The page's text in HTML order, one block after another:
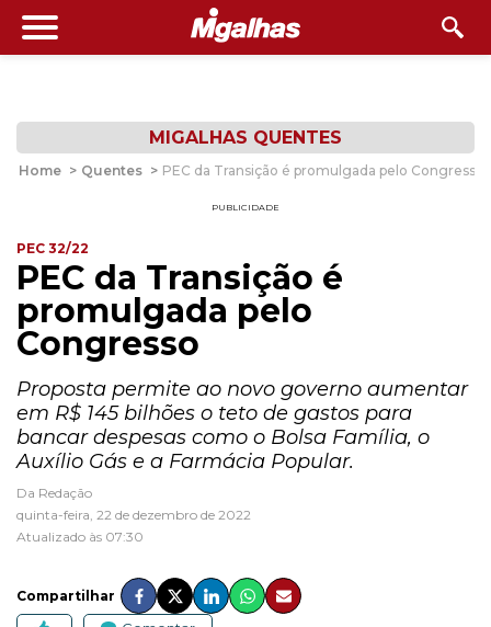
MIGALHAS QUENTES
Home > Quentes > PEC da Transição é promulgada pelo Congresso
PUBLICIDADE
PEC 32/22
PEC da Transição é
promulgada pelo
Congresso
Proposta permite ao novo governo aumentar
em R$ 145 bilhões o teto de gastos para
bancar despesas como o Bolsa Família, o
Auxílio Gás e a Farmácia Popular.
Da Redação
quinta-feira, 22 de dezembro de 2022
Atualizado às 07:30
Compartilhar